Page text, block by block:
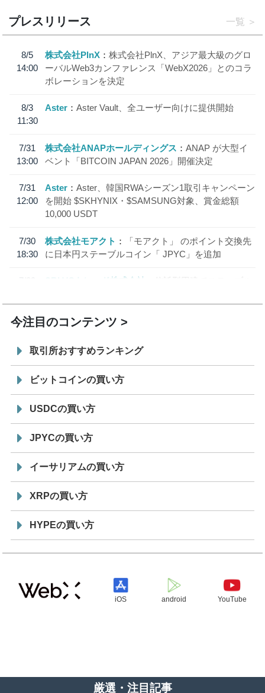
プレスリリース 一覧
8/5
14:00
株式会社PlnX
株式会社PlnX、アジア最大級のグロ
ーバルWeb3カンファレンス「WebX2026」とのコラ
ボレーションを決定
8/3
11:30
Aster Aster Vault、全ユーザー向けに提供開始
7/31
13:00
株式会社ANAPホールディングス
ANAP が大型イ
ベント「BITCOIN JAPAN 2026」開催決定
7/31
12:00
Aster
Aster、韓国RWAシーズン1取引キャンペーン
を開始 $SKHYNIX・$SAMSUNG対象、賞金総額
10,000 USDT
7/30
18:30
株式会社モアクト
「モアクト」 のポイント交換先
に日本円ステーブルコイン「 JPYC」を追加
7/29
SBI VCトレード株式会社
信託型円建てステーブル
今注目のコンテンツ
取引所おすすめランキング
ビットコインの買い方
USDCの買い方
JPYCの買い方
イーサリアムの買い方
XRPの買い方
HYPEの買い方
iOS android YouTube
厳選・注目記事